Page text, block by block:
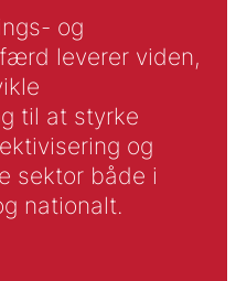
og
leverer viden,
til at styrke
og
sektor både i
nationalt.